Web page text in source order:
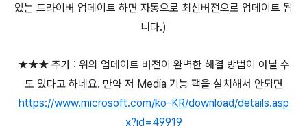
있는 드라이버 업데이트 하면 자동으로 최신버전으로 업데이트 됩
니다.)
★★★ 추가 : 위의 업데이트 버전이 완벽한 해결 방법이 아닐 수
도 있다고 하네요. 만약 저 Media 기능 팩을 설치해서 안되면
https://www.microsoft.com/ko-KR/download/details.asp
x?id=49919